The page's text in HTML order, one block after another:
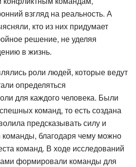
взгляд на реальность. А
кто из них придумает
решение, не уделяя
в жизнь.
роли людей, которые ведут
определяться
для каждого человека. Были
команд, то есть создана
предсказывать силу и
команды, благодаря чему можно
команд. В ходе исследований
формировали команды для